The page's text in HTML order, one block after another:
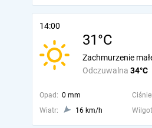
14:00
31°C
Odczuwalna 34°C
Zachmurzenie
Opad: 0 mm
Wiatr:
16 km/h